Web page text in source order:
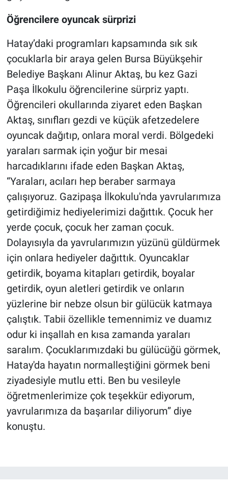
Öğrencilere oyuncak sürprizi
Hatay’daki programları kapsamında sık sık
çocuklarla bir araya gelen Bursa Büyükşehir
Belediye Başkanı Alinur Aktaş, bu kez Gazi
Paşa İlkokulu öğrencilerine sürpriz yaptı.
Öğrencileri okullarında ziyaret eden Başkan
Aktaş, sınıfları gezdi ve küçük afetzedelere
oyuncak dağıtıp, onlara moral verdi. Bölgedeki
yaraları sarmak için yoğur bir mesai
harcadıklarını ifade eden Başkan Aktaş,
“Yaraları, acıları hep beraber sarmaya
çalışıyoruz. Gazipaşa İlkokulu'nda yavrularımıza
getirdiğimiz hediyelerimizi dağıttık. Çocuk her
yerde çocuk, çocuk her zaman çocuk.
Dolayısıyla da yavrularımızın yüzünü güldürmek
için onlara hediyeler dağıttık. Oyuncaklar
getirdik, boyama kitapları getirdik, boyalar
getirdik, oyun aletleri getirdik ve onların
yüzlerine bir nebze olsun bir gülücük katmaya
çalıştık. Tabii özellikle temennimiz ve duamız
odur ki inşallah en kısa zamanda yaraları
saralım. Çocuklarımızdaki bu gülücüğü görmek,
Hatay'da hayatın normalleştiğini görmek beni
ziyadesiyle mutlu etti. Ben bu vesileyle
öğretmenlerimize çok teşekkür ediyorum,
yavrularımıza da başarılar diliyorum” diye
konuştu.